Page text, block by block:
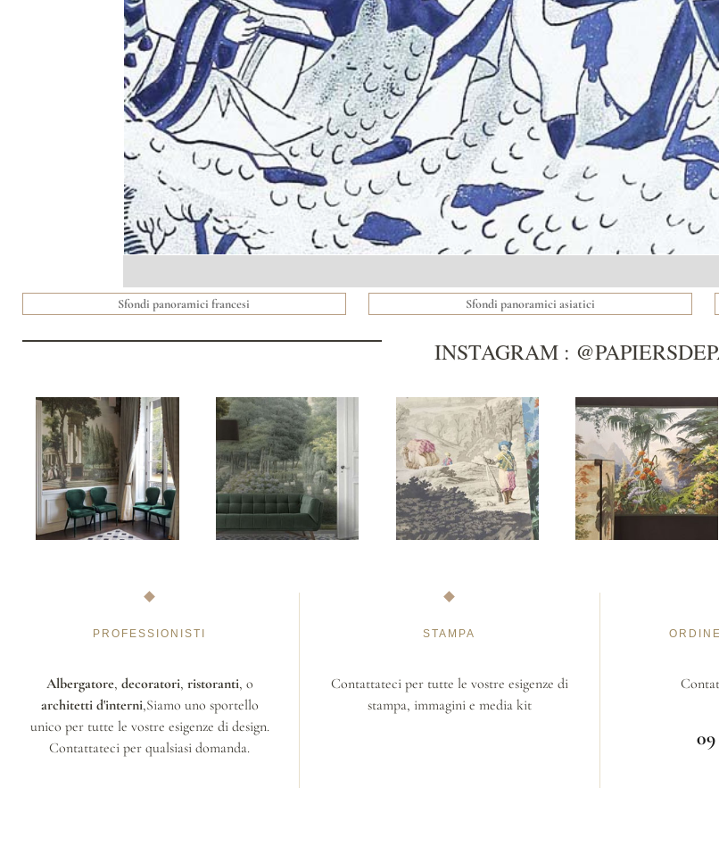
Sfondi panoramici francesi Sfondi panoramici asiatici
INSTAGRAM :
PROFESSIONISTI
Albergatore, decoratori, ristoranti, o
architetti d'interni,Siamo uno sportello
unico per tutte le vostre esigenze di design.
Contattateci per qualsiasi domanda.
STAMPA
Contattateci per tutte le vostre esigenze di
stampa, immagini e media kit
09